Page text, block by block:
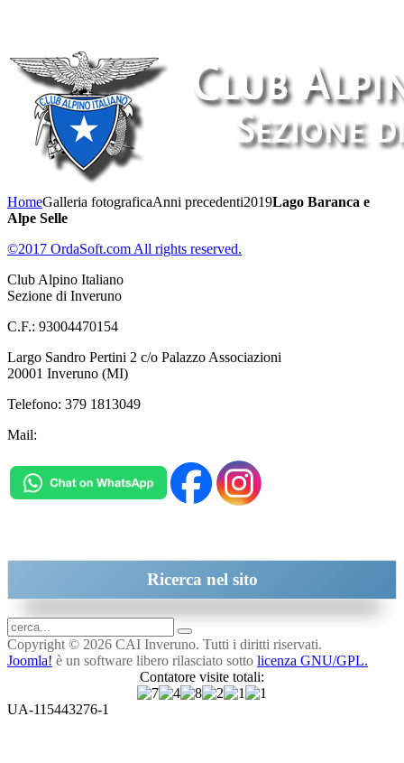
HomeGalleria fotograficaAnni precedenti2019Lago Baranca e
Alpe Selle
©2017 OrdaSoft.com All rights reserved.
Club Alpino Italiano
Sezione di Inveruno
C.F.: 93004470154
Largo Sandro Pertini 2 c/o Palazzo Associazioni
20001 Inveruno (MI)
Telefono: 379 1813049
Mail:
Ricerca nel sito
Copyright © 2026 CAI Inveruno. Tutti i diritti riservati.
Joomla! è un software libero rilasciato sotto licenza GNU/GPL.
Contatore visite totali:
UA-115443276-1